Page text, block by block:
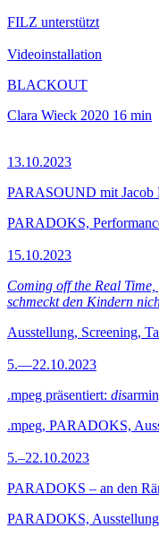
FILZ unterstützt
Videoinstallation
BLACKOUT
Clara Wieck 2020 16 min
13.10.2023
PARASOUND mit Jacob
PARADOKS,
15.10.2023
Coming off the Real
schmeckt den Kindern
Ausstellung, Screening,
5.—22.10.2023
.mpeg präsentiert: dis
.mpeg, PARADOKS,
5.–22.10.2023
PARADOKS – an den
PARADOKS,